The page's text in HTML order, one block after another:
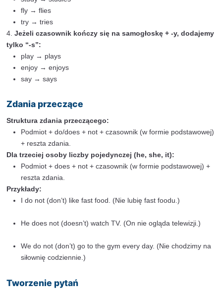
Zdania twierdzące
Struktura zdania twierdzącego:
Podmiot + czasownik (w formie podstawowej) +
Dla trzeciej osoby liczby pojedynczej (he, she, it):
zdania.
I play football every weekend. (Gram w piłkę
weekend.)
She plays the piano beautifully. (Ona pięknie gra
They work in a big company. (Oni pracują w
pojedynczej:
1. Do większości czasowników dodajemy “-s”:
play → plays
write → writes